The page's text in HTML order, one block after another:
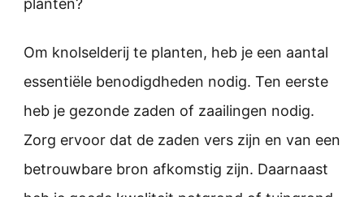
planten?
Om knolselderij te planten, heb je een aantal
essentiële benodigdheden nodig. Ten eerste
heb je gezonde zaden of zaailingen nodig.
Zorg ervoor dat de zaden vers zijn en van een
betrouwbare bron afkomstig zijn. Daarnaast